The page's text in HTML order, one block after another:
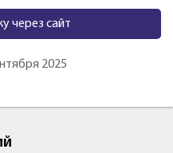
через сайт
2025